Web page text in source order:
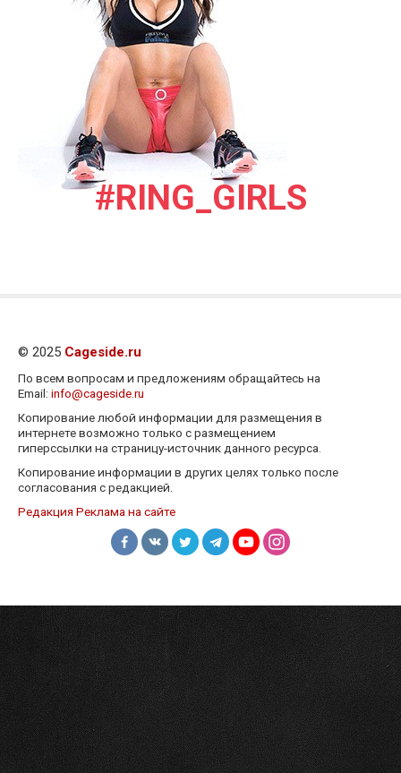
#RING_GIRLS
© 2025 Cageside.ru
По всем вопросам и предложениям обращайтесь на
Email: info@cageside.ru
Копирование любой информации для размещения в
интернете возможно только с размещением
гиперссылки на страницу-источник данного ресурса.
Копирование информации в других целях только после
согласования с редакцией.
Редакция Реклама на сайте